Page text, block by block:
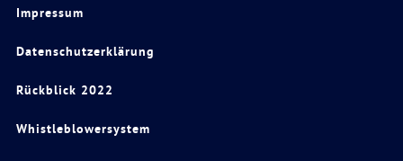
Impressum
Datenschutzerklärung
Rückblick 2022
Whistleblowersystem